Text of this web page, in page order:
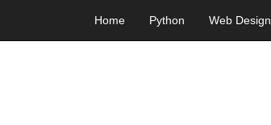
Home Python Web Design